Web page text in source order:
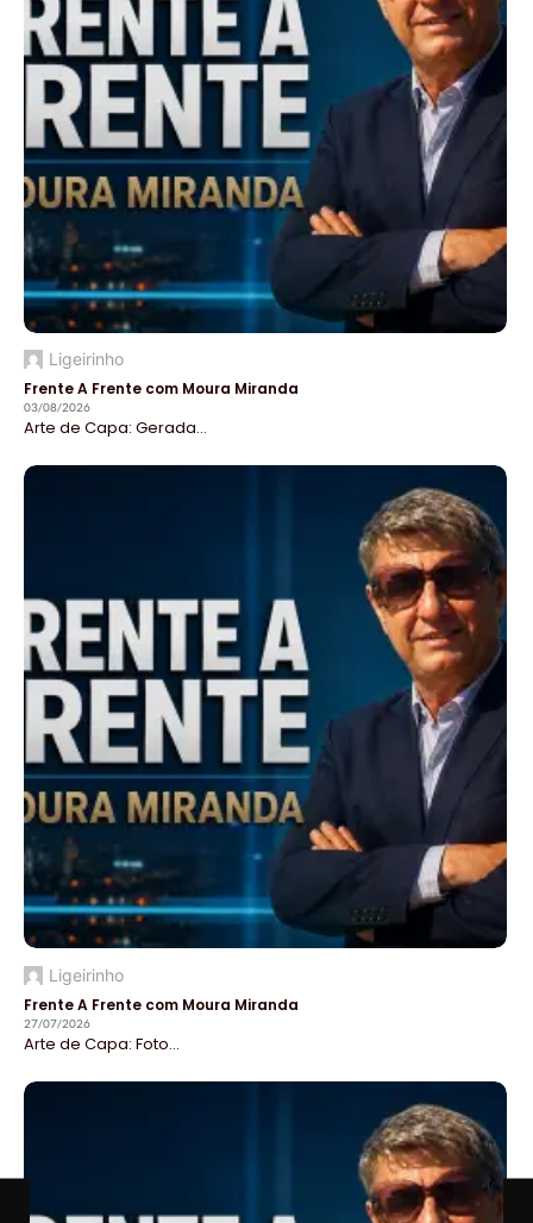
Ligeirinho
Frente A Frente com Moura Miranda
03/08/2026
Arte de Capa: Gerada...
Ligeirinho
Frente A Frente com Moura Miranda
27/07/2026
Arte de Capa: Foto...